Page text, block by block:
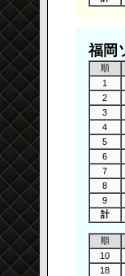
福岡
順
1
2
3
4
5
6
7
8
9
計
順
10
18